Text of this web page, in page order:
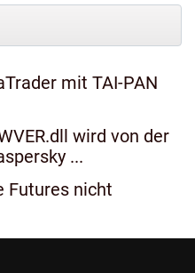
mit TAI-PAN
wird von der
...
Futures nicht